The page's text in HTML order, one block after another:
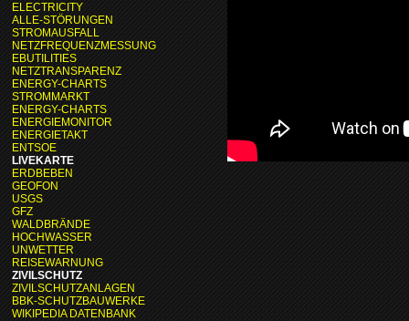
ELECTRICITY
ALLE-STÖRUNGEN
STROMAUSFALL
NETZFREQUENZMESSUNG
EBUTILITIES
NETZTRANSPARENZ
ENERGY-CHARTS
STROMMARKT
ENERGY-CHARTS
ENERGIEMONITOR
ENERGIETAKT
ENTSOE
LIVEKARTE
ERDBEBEN
GEOFON
USGS
GFZ
WALDBRÄNDE
HOCHWASSER
UNWETTER
REISEWARNUNG
ZIVILSCHUTZ
ZIVILSCHUTZANLAGEN
BBK-SCHUTZBAUWERKE
WIKIPEDIA DATENBANK